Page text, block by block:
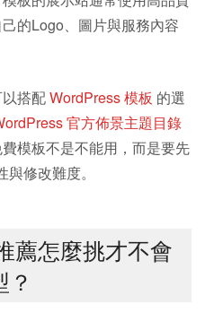
的Logo、圖片與服務內容
搭配WordPress 模板 的選
官方佈景主題目錄
模板不是不能用，而是要先
修改難度。
薦怎麼挑才不會